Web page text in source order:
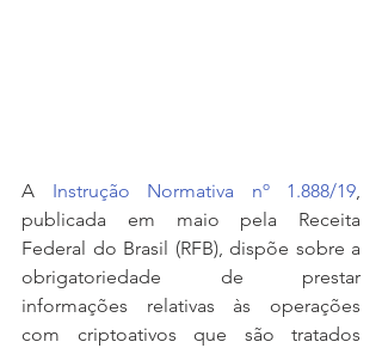
A Instrução Normativa nº 1.888/19,
publicada em maio pela Receita
Federal do Brasil (RFB), dispõe sobre a
obrigatoriedade de prestar
informações relativas às operações
com criptoativos que são tratados